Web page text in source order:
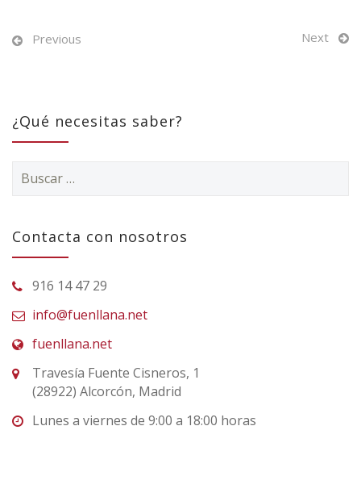
Previous Next
¿Qué necesitas saber?
Buscar:
Contacta con nosotros
916 14 47 29
info@fuenllana.net
fuenllana.net
Travesía Fuente Cisneros, 1
(28922) Alcorcón, Madrid
Lunes a viernes de 9:00 a 18:00 horas